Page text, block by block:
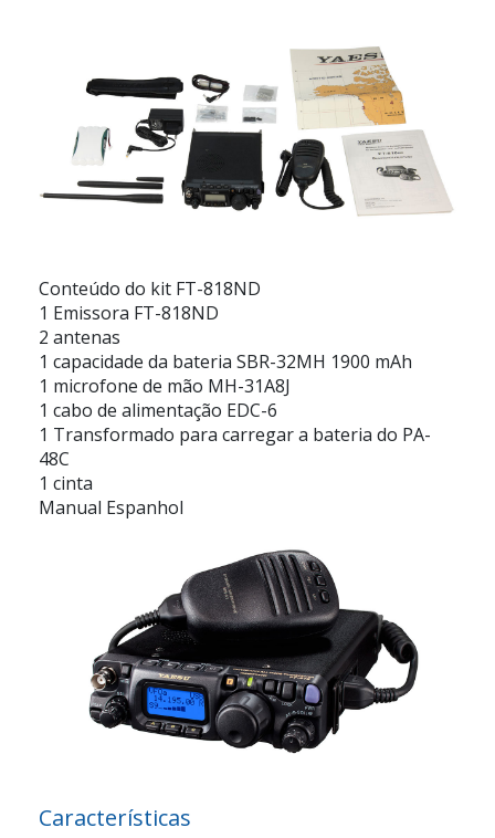
Conteúdo do kit FT-818ND
1 Emissora FT-818ND
2 antenas
1 capacidade da bateria SBR-32MH 1900 mAh
1 microfone de mão MH-31A8J
1 cabo de alimentação EDC-6
1 Transformado para carregar a bateria do PA-
48C
1 cinta
Manual Espanhol
Características